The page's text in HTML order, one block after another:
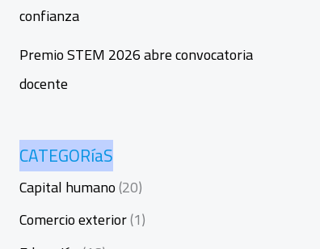
confianza
Premio STEM 2026 abre convocatoria
docente
CATEGORíaS
Capital humano(20)
Comercio exterior(1)